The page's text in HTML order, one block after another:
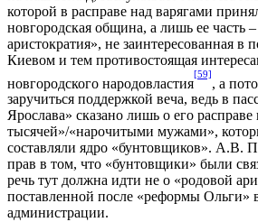
которой в расправе над варягами
новгородская община, а лишь ее часть –
аристократия», не заинтересованная в
Киевом и тем противостоящая
новгородского народовластия
[59]
, а
заручиться поддержкой веча, ведь в
Ярослава» сказано лишь о его
тысячей»/«нарочитыми мужами»,
составляли ядро «бунтовщиков». А.В.
прав в том, что «бунтовщики» были
речь тут должна идти не о «родовой
поставленной после «реформы Ольги»
администрации.